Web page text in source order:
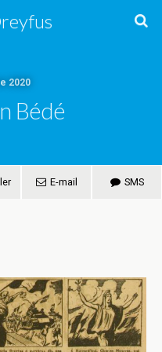
2020
Bédé
E-mail SMS